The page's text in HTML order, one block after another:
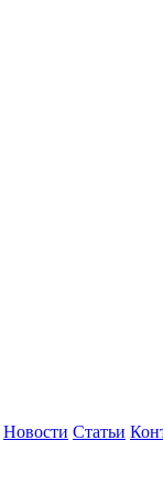
Новости Статьи